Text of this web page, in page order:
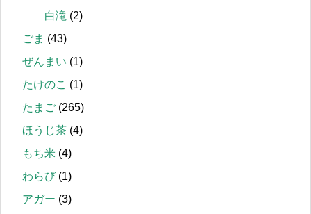
白滝 (2)
ごま (43)
ぜんまい (1)
たけのこ (1)
たまご (265)
ほうじ茶 (4)
もち米 (4)
わらび(1)
アガー (3)